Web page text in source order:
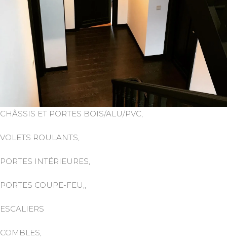
CHÂSSIS ET PORTES BOIS/ALU/PVC,
VOLETS ROULANTS,
PORTES INTÉRIEURES,
PORTES COUPE-FEU,,
ESCALIERS
COMBLES,